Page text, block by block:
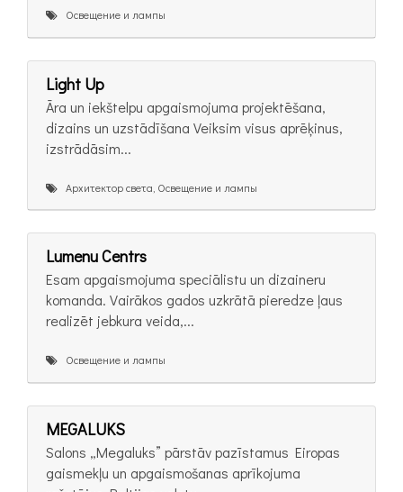
Освещение и лампы
Light Up
Āra un iekštelpu apgaismojuma projektēšana,
dizains un uzstādīšana Veiksim visus aprēķinus,
izstrādāsim...
Архитектор света, Освещение и лампы
Lumenu Centrs
Esam apgaismojuma speciālistu un dizaineru
komanda. Vairākos gados uzkrātā pieredze ļaus
realizēt jebkura veida,...
Освещение и лампы
MEGALUKS
Salons „Megaluks” pārstāv pazīstamus Eiropas
gaismekļu un apgaismošanas aprīkojuma